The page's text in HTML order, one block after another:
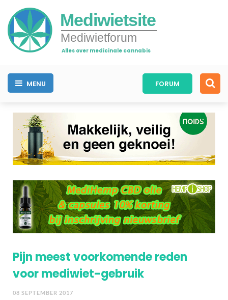
Mediwietsite
Mediwietforum
Alles over medicinale cannabis
MENU FORUM
Pijn meest voorkomende reden
voor mediwiet-gebruik
08 SEPTEMBER 2017